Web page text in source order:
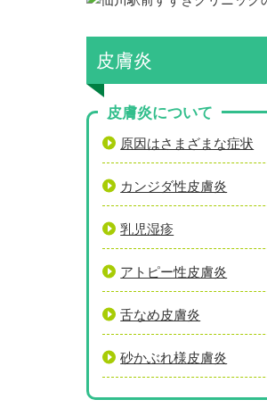
皮膚炎
皮膚炎について
原因はさまざまな症状
カンジダ性皮膚炎
乳児湿疹
アトピー性皮膚炎
舌なめ皮膚炎
砂かぶれ様皮膚炎